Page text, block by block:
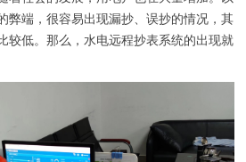
弊端，很容易出现漏抄、误抄的情况，其
较低。那么，水电远程抄表系统的出现就